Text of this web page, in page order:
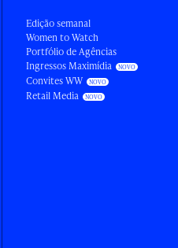
Edição semanal
Women to Watch
Portfólio de Agências
Ingressos Maximídia
Convites WW
Retail Media